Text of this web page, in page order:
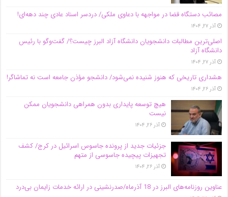
مصائب دستگاه قضا در مواجهه با دعاوی ملکی/ دردسر اسناد عادی چند‌ دهه‌ای!
آذر ۲۷, ۱۴۰۴
اصلی‌ترین مطالبات دانشجویان دانشگاه آزاد البرز چیست؟/ گفت‌وگو با رئیس
دانشگاه آز‌اد
آذر ۲۷, ۱۴۰۴
هشداری تاریخی که هنوز شنیده نمی‌شود/ دانشجو مؤذن جامعه است نه تماشاگر!
آذر ۲۶, ۱۴۰۴
هیچ توسعه پایداری بدون همراهی دانشجویان ممکن
نیست
آذر ۲۶, ۱۴۰۴
جزئیات جدید از پرونده جاسوس اسرائیل در کرج/‌ کشف
تجهیزات پیچیده جاسوسی از متهم
آذر ۲۶, ۱۴۰۴
عناوین روزنامه‌های البرز در ‌18 آذرماه/صدرنشینی در ارائه خدمات زایمان بی‌درد